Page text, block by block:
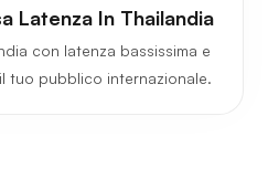
Latenza In Thailandia
con latenza bassissima e
tuo pubblico internazionale.